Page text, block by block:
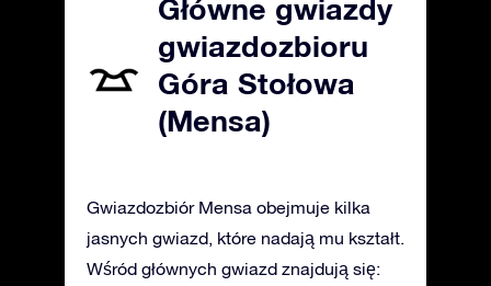
Główne gwiazdy
gwiazdozbioru
Góra Stołowa
(Mensa)
Gwiazdozbiór Mensa obejmuje kilka
jasnych gwiazd, które nadają mu kształt.
Wśród głównych gwiazd znajdują się: